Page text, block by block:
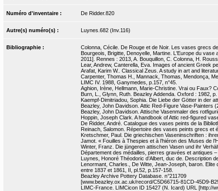
Numéro d'inventaire : De Ridder.820
Autre(s) numéro(s) : Luynes.682 (Inv.116)
Bibliographie :
Colonna, Cécile. De Rouge et de Noir. Les vases grecs
Bourgeois, Brigitte, Denoyelle, Martine. L'Europe du
2011]. Rennes : 2013, A. Bouquillon, C. Colonna, H.
Lear, Andrew, Canterella, Eva. Images of ancient Greek
Arafat, Karim W.. Classical Zeus. A study in art and
Carpenter, Thomas H., Mannack, Thomas, Mendonça,
LIMC IV. 1988, Ganymedes, p.157, n°45.
Aghion, Irène, Hellmann, Marie-Christine. Vrai ou Faux?
Burn, L., Glynn, Ruth. Beazley Addenda. Oxford : 1982, p.
Kaempf-Dimitriadou, Sophia. Die Liebe der Götter in der
Beazley, John Davidson. Attic Red-Figure Vase-Painters
Beazley, John Davidson. Attische Vasenmaler des
Hoppin, Joseph Clark. A handbook of Attic red-figured
De Ridder, André. Catalogue des vases peints de la
Reinach, Salomon. Répertoire des vases peints grecs et
Kretschmer, Paul. Die griechischen Vaseninschriften :
Jamot. « Fouilles à Thespies et à l’hiéron des Muses de
Winter, Franz. Die jüngeren attischen Vasen und ihr
Département des médailles, pierres gravées et antiques
Luynes, Honoré Théodoric d’Albert, duc de. Description
Lenormant, Charles., De Witte, Jean-Joseph, baron.
entre 1837 et 1861, II, pl.52, p.157-158.
Beazley Archive Pottery Database. n°211709
[www.beazley.ox.ac.uk/record/C5D66715-81CD-45D9-
LIMC-France. LIMCicon ID 15427 (N. Icard) URL [http://